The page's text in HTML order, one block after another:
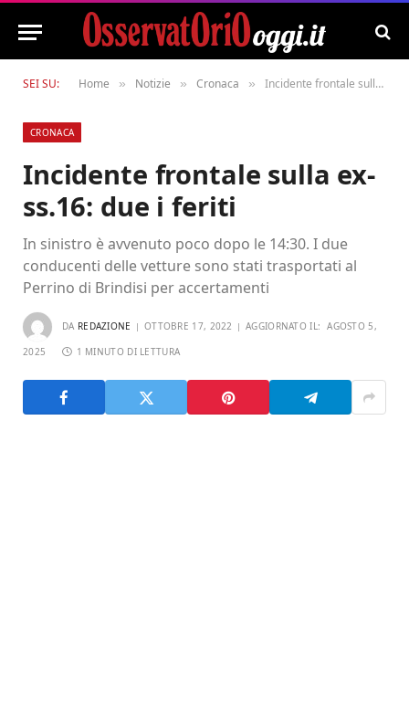
SEI SU: Home » Notizie » Cronaca » Incidente frontale sulla ex-ss.16: due i feriti
CRONACA
Incidente frontale sulla ex-
ss.16: due i feriti
In sinistro è avvenuto poco dopo le 14:30. I due
conducenti delle vetture sono stati trasportati al
Perrino di Brindisi per accertamenti
DA REDAZIONE OTTOBRE 17, 2022 AGGIORNATO IL: AGOSTO 5,
2025 1 MINUTO DI LETTURA